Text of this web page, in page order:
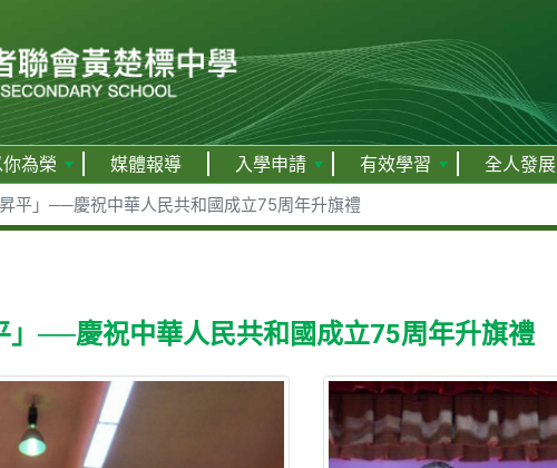
為榮 媒體報導 入學申請 有效學習 全人發展
平」──慶祝中華人民共和國成立75周年升旗禮
」──慶祝中華人民共和國成立75周年升旗禮